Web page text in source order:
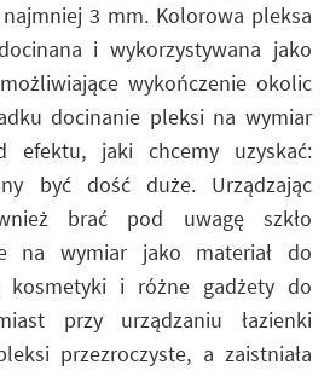
3 mm. Kolorowa pleksa
i wykorzystywana jako
wykończenie okolic
docinanie pleksi na wymiar
efektu, jaki chcemy uzyskać:
być dość duże. Urządzając
brać pod uwagę szkło
na wymiar jako materiał do
kosmetyki i różne gadżety do
przy urządzaniu łazienki
przezroczyste, a zaistniała